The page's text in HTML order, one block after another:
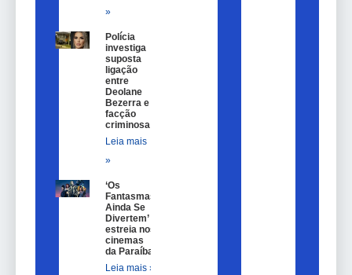
»
Polícia
investiga
suposta
ligação
entre
Deolane
Bezerra e
facção
criminosa
Leia mais
»
‘Os
Fantasmas
Ainda Se
Divertem’
estreia nos
cinemas
da Paraíba
Leia mais »